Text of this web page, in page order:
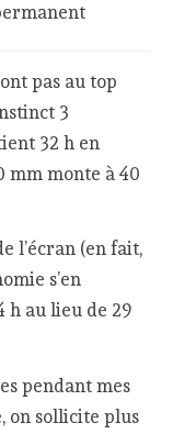
pas au top
3
32 h en
mm monte à 40
l’écran (en fait,
s’en
h au lieu de 29
pendant mes
on sollicite plus